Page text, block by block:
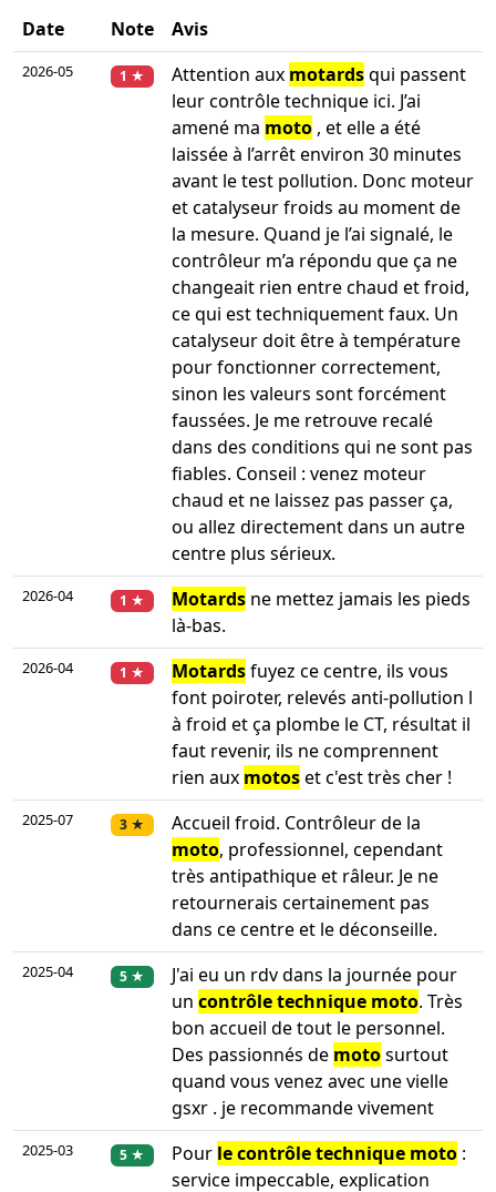
Date Note Avis
2026-05 1 ★ Attention aux motardsqui passent
leur contrôle technique ici. J’ai
amené ma moto , et elle a été
laissée à l’arrêt environ 30 minutes
avant le test pollution. Donc moteur
et catalyseur froids au moment de
la mesure. Quand je l’ai signalé, le
contrôleur m’a répondu que ça ne
changeait rien entre chaud et froid,
ce qui est techniquement faux. Un
catalyseur doit être à température
pour fonctionner correctement,
sinon les valeurs sont forcément
faussées. Je me retrouve recalé
dans des conditions qui ne sont pas
fiables. Conseil : venez moteur
chaud et ne laissez pas passer ça,
ou allez directement dans un autre
centre plus sérieux.
2026-04 1 ★ Motards ne mettez jamais les pieds
là-bas.
2026-04 1 ★ Motardsfuyez ce centre, ils vous
font poiroter, relevés anti-pollution l
à froid et ça plombe le CT, résultat il
faut revenir, ils ne comprennent
rien aux motoset c'est très cher !
2025-07 3 ★
Accueil froid. Contrôleur de la
moto, professionnel, cependant
très antipathique et râleur. Je ne
retournerais certainement pas
dans ce centre et le déconseille.
2025-04 5 ★
J'ai eu un rdv dans la journée pour
un contrôle technique moto. Très
bon accueil de tout le personnel.
Des passionnés de motosurtout
quand vous venez avec une vielle
gsxr . je recommande vivement
2025-03 5 ★ Pour le contrôle technique moto :
service impeccable, explication